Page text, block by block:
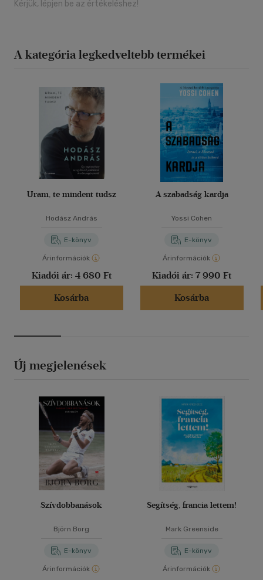
Kérjük, lépjen be az értékeléshez!
A kategória legkedveltebb termékei
Uram, te mindent tudsz
Hodász András
E-könyv
Árinformációk
Kiadói ár: 4 680 Ft
Kosárba
A szabadság kardja
Yossi Cohen
E-könyv
Árinformációk
Kiadói ár: 7 990 Ft
Kosárba
Új megjelenések
Szívdobbanások
Björn Borg
E-könyv
Árinformációk
Segítség, francia lettem!
Mark Greenside
E-könyv
Árinformációk